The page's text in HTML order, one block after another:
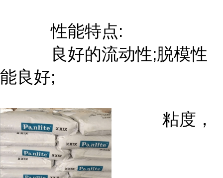
性能特点:
良好的流动性;脱模性
能良好;
粘度，